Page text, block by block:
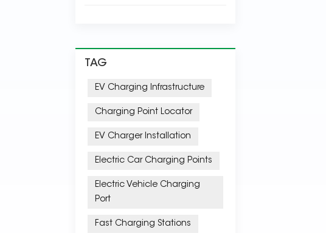
TAG
EV Charging Infrastructure
Charging Point Locator
EV Charger Installation
Electric Car Charging Points
Electric Vehicle Charging
Port
Fast Charging Stations